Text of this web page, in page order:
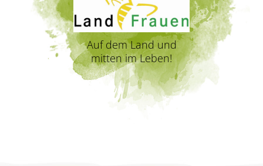
Auf dem Land und
mitten im Leben!